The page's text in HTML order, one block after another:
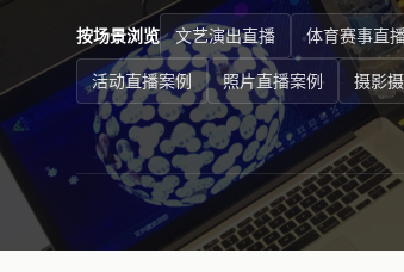
按场景浏览 文艺演出直播 体育赛事直
活动直播案例
照片直播案例 摄影